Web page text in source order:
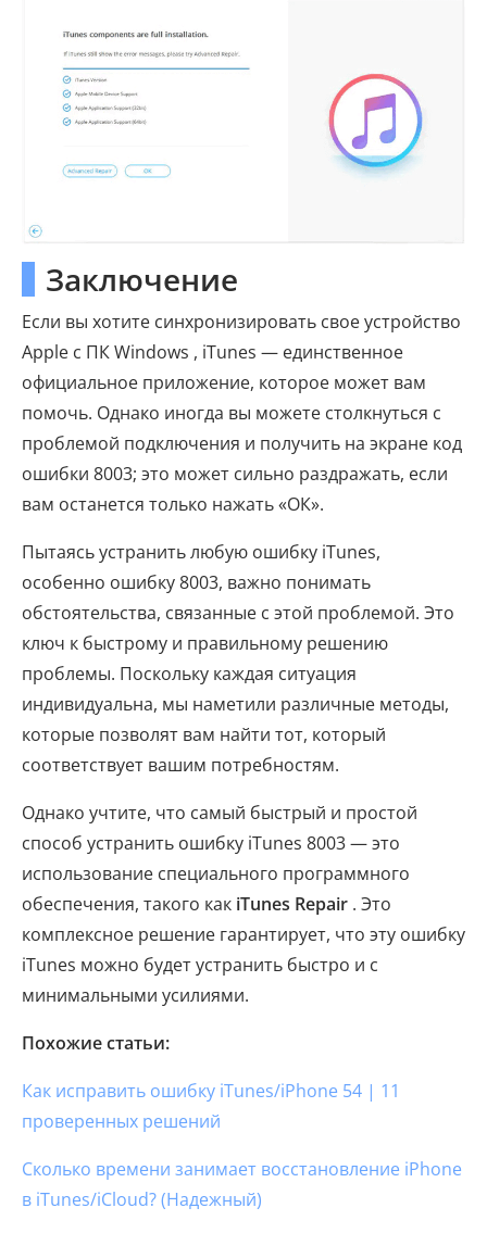
Заключение
Если вы хотите синхронизировать свое устройство
Apple с ПК Windows , iTunes — единственное
официальное приложение, которое может вам
помочь. Однако иногда вы можете столкнуться с
проблемой подключения и получить на экране код
ошибки 8003; это может сильно раздражать, если
вам останется только нажать «ОК».
Пытаясь устранить любую ошибку iTunes,
особенно ошибку 8003, важно понимать
обстоятельства, связанные с этой проблемой. Это
ключ к быстрому и правильному решению
проблемы. Поскольку каждая ситуация
индивидуальна, мы наметили различные методы,
которые позволят вам найти тот, который
соответствует вашим потребностям.
Однако учтите, что самый быстрый и простой
способ устранить ошибку iTunes 8003 — это
использование специального программного
обеспечения, такого как iTunes Repair . Это
комплексное решение гарантирует, что эту ошибку
iTunes можно будет устранить быстро и с
минимальными усилиями.
Похожие статьи:
Как исправить ошибку iTunes/iPhone 54 | 11
проверенных решений
Сколько времени занимает восстановление iPhone
в iTunes/iCloud? (Надежный)